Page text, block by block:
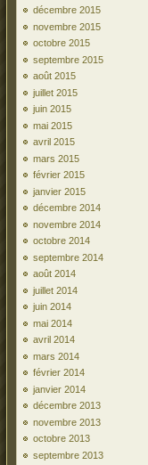
décembre 2015
novembre 2015
octobre 2015
septembre 2015
août 2015
juillet 2015
juin 2015
mai 2015
avril 2015
mars 2015
février 2015
janvier 2015
décembre 2014
novembre 2014
octobre 2014
septembre 2014
août 2014
juillet 2014
juin 2014
mai 2014
avril 2014
mars 2014
février 2014
janvier 2014
décembre 2013
novembre 2013
octobre 2013
septembre 2013